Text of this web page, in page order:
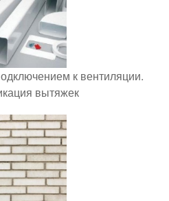
к вентиляции.
вытяжек